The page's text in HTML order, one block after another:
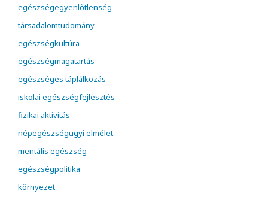
egészségegyenlőtlenség
társadalomtudomány
egészségkultúra
egészségmagatartás
egészséges táplálkozás
iskolai egészségfejlesztés
fizikai aktivitás
népegészségügyi elmélet
mentális egészség
egészségpolitika
környezet